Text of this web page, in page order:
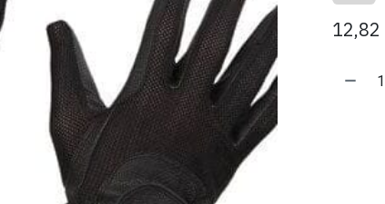
12,82